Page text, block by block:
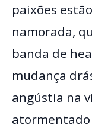
paixões
namorada,
banda de
mudança
angústia na